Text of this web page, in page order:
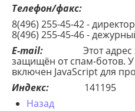
Телефон/факс:
8(496) 255-45-42 -
8(496) 255-45-46 -
E-mail: Этот адрес
защищён от спам-ботов.
включен JavaScript для
Индекс: 141195
Назад